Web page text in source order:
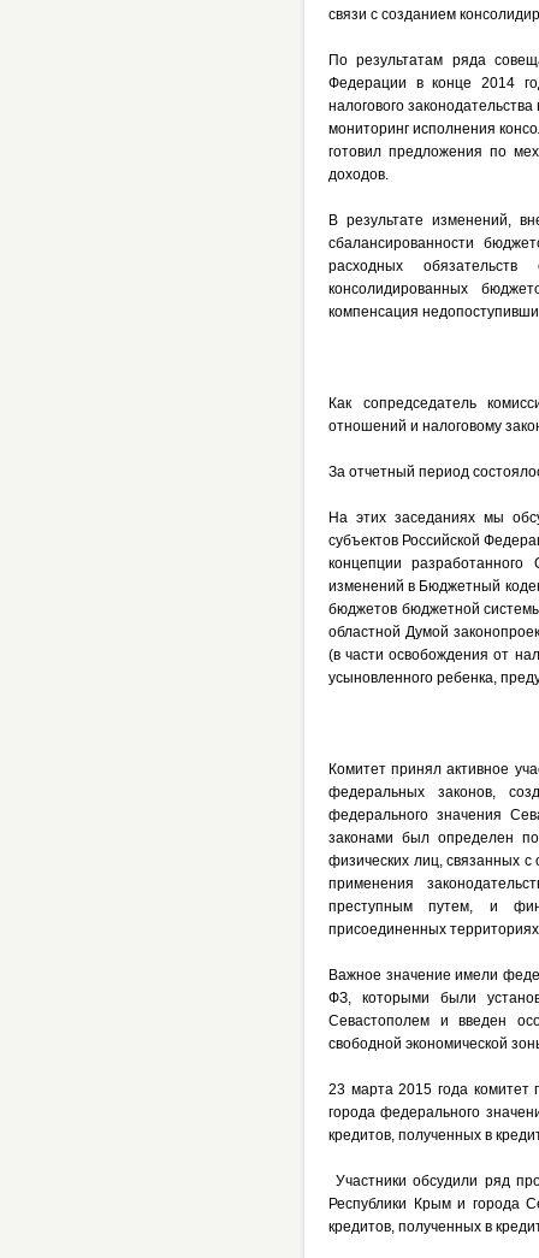
связи с созданием
По результатам ряда
Федерации в конце 2014
налогового
мониторинг исполнения
готовил предложения по
доходов.
В результате изменений,
сбалансированности
расходных
консолидированных
компенсация
Как сопредседатель
отношений и налоговому
За отчетный период
На этих заседаниях мы
субъектов Российской
концепции разработанного
изменений в Бюджетный
бюджетов бюджетной
областной Думой
(в части освобождения от
усыновленного ребенка,
Комитет принял активное
федеральных законов,
федерального значения
законами был определен
физических лиц, связанных
применения
преступным путем, и
присоединенных
Важное значение имели
ФЗ, которыми были
Севастополем и введен
свободной экономической
23 марта 2015 года
города федерального
кредитов, полученных в
Участники обсудили ряд
Республики Крым и города
кредитов, полученных в